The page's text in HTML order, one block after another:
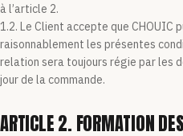
à l’article 2.
1.2. Le Client accepte que CHOUIC
raisonnablement les présentes
relation sera toujours régie par les
jour de la commande.
ARTICLE 2. FORMATION